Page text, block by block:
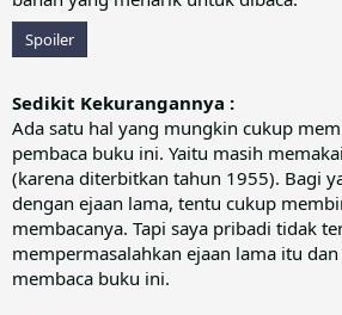
Spoiler
Sedikit Kekurangannya :
Ada satu hal yang mungkin cukup
pembaca buku ini. Yaitu masih
(karena diterbitkan tahun 1955). Bagi
dengan ejaan lama, tentu cukup
membacanya. Tapi saya pribadi tidak
mempermasalahkan ejaan lama itu
membaca buku ini.